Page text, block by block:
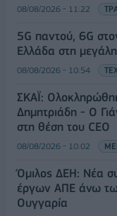
08/08/2026 - 11:22
5G παντού, 6G
Ελλάδα στη
08/08/2026 - 10:54
ΣΚΑΪ:
Δημητριάδη - Ο
στη θέση του CEO
08/08/2026 - 10:02
Όμιλος ΔΕΗ: Νέα
έργων ΑΠΕ άνω
Ουγγαρία